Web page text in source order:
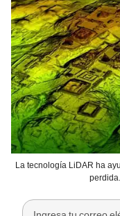
La tecnología LiDAR ha